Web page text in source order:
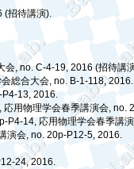
(招待講演).
会, no. C-4-19, 2016 (招待講
総合大会, no. B-1-118, 2016.
P4-13, 2016.
応用物理学会春季講演会, no.
P4-14, 応用物理学会春季講
演会, no. 20p-P12-5, 2016.
24, 2016.